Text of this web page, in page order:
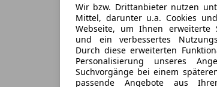
Wir bzw. Drittanbieter nutzen
Mittel, darunter u.a. Cookies
Webseite, um Ihnen erweiterte
und ein verbessertes
Durch diese erweiterten
Personalisierung unseres
Suchvorgänge bei einem
passende Angebote aus